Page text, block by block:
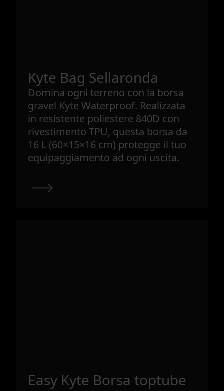
Kyte Bag Sellaronda
Domina ogni terreno con la borsa
gravel Kyte Waterproof. Realizzata
in resistente poliestere 840D con
rivestimento TPU, questa borsa da
16 L (60×15×16 cm) protegge il tuo
equipaggiamento ad ogni uscita.
Easy Kyte Borsa toptube